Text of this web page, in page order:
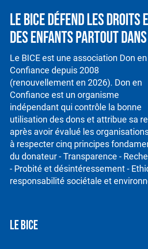
Le BICE défend les
des enfants partout
Le BICE est une association Don en
Confiance depuis 2008
(renouvellement en 2026). Don en
Confiance est un organisme
indépendant qui contrôle la bonne
utilisation des dons et attribue sa
après avoir évalué les
à respecter cinq principes
du donateur - Transparence -
- Probité et désintéressement -
responsabilité sociétale et
LE BICE